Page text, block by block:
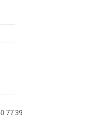
77 39